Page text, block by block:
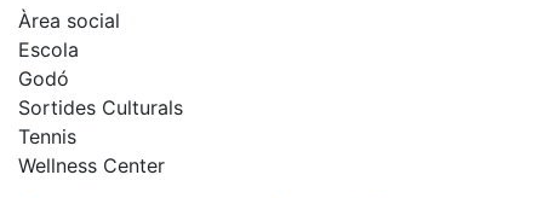
fisiosalut
Entrenaments
personals
Activitats
dirigides
Piscina
Àrea social
Escola
Godó
Sortides Culturals
Tennis
Wellness Center